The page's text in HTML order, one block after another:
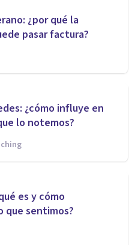
¿por qué la
pasar factura?
¿cómo influye en
lo notemos?
es y cómo
que sentimos?